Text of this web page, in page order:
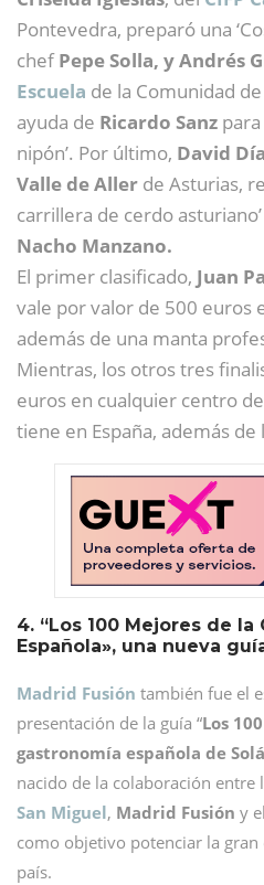
Pontevedra, preparó una
chefPepe Solla, y Andrés
Escuela de la Comunidad
ayuda de Ricardo Sanz
nipón’. Por último, David
Valle de Aller de Asturias,
carrillera de cerdo
Nacho Manzano.
El primer clasificado, Juan
vale por valor de 500 euros
además de una manta
Mientras, los otros tres
euros en cualquier centro
tiene en España, además
4. “Los 100 Mejores de la
Española», una nueva
Madrid Fusión también fue el
presentación de la guía “Los
gastronomía española de
nacido de la colaboración entre
San Miguel, Madrid Fusión y el
como objetivo potenciar la
país.